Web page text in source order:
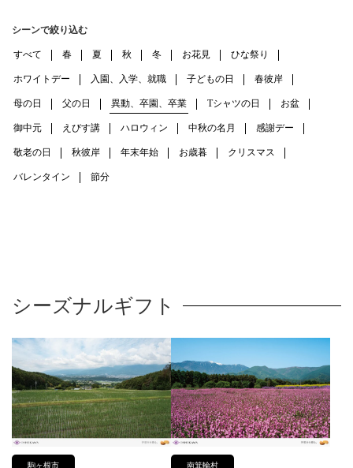
シーンで絞り込む
すべて 春 夏 秋 冬 お花見 ひな祭り
ホワイトデー 入園、入学、就職 子どもの日 春彼岸
母の日 父の日 異動、卒園、卒業 Tシャツの日 お盆
御中元 えびす講 ハロウィン 中秋の名月 感謝デー
敬老の日 秋彼岸 年末年始 お歳暮 クリスマス
バレンタイン 節分
シーズナルギフト
駒ヶ根市 南箕輪村